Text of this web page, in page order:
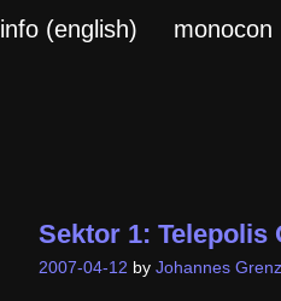
info (english) monocon
Sektor 1: Telepolis
2007-04-12 by Johannes